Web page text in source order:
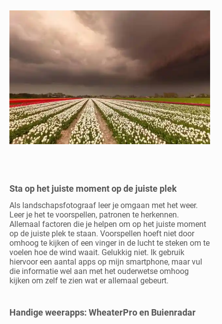
Sta op het juiste moment op de juiste plek
Als landschapsfotograaf leer je omgaan met het weer.
Leer je het te voorspellen, patronen te herkennen.
Allemaal factoren die je helpen om op het juiste moment
op de juiste plek te staan. Voorspellen hoeft niet door
omhoog te kijken of een vinger in de lucht te steken om te
voelen hoe de wind waait. Gelukkig niet. Ik gebruik
hiervoor een aantal apps op mijn smartphone, maar vul
die informatie wel aan met het ouderwetse omhoog
kijken om zelf te zien wat er allemaal gebeurt.
Handige weerapps: WheaterPro en Buienradar